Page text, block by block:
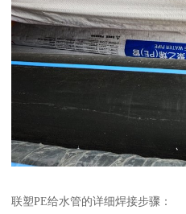
联塑PE给水管的详细焊接步骤：